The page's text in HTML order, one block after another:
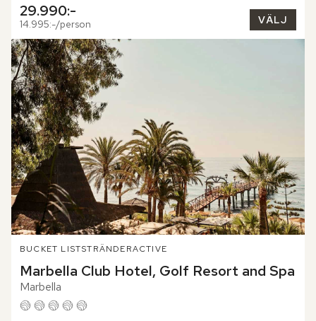
29.990:-
14.995:-/person VÄLJ
BUCKET LISTSTRÄNDERACTIVE
Marbella Club Hotel, Golf Resort and Spa
Marbella